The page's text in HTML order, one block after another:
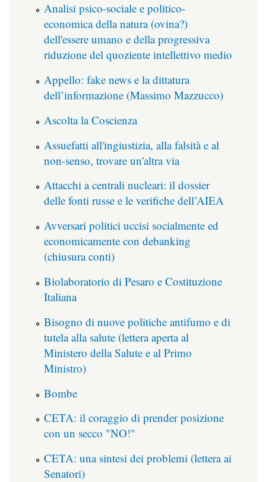
Analisi psico-sociale e politico-
economica della natura (ovina?)
dell'essere umano e della progressiva
riduzione del quoziente intellettivo medio
Appello: fake news e la dittatura
dell’informazione (Massimo Mazzucco)
Ascolta la Coscienza
Assuefatti all'ingiustizia, alla falsità e al
non-senso, trovare un'altra via
Attacchi a centrali nucleari: il dossier
delle fonti russe e le verifiche dell’AIEA
Avversari politici uccisi socialmente ed
economicamente con debanking
(chiusura conti)
Biolaboratorio di Pesaro e Costituzione
Italiana
Bisogno di nuove politiche antifumo e di
tutela alla salute (lettera aperta al
Ministero della Salute e al Primo
Ministro)
Bombe
CETA: il coraggio di prender posizione
con un secco "NO!"
CETA: una sintesi dei problemi (lettera ai
Senatori)